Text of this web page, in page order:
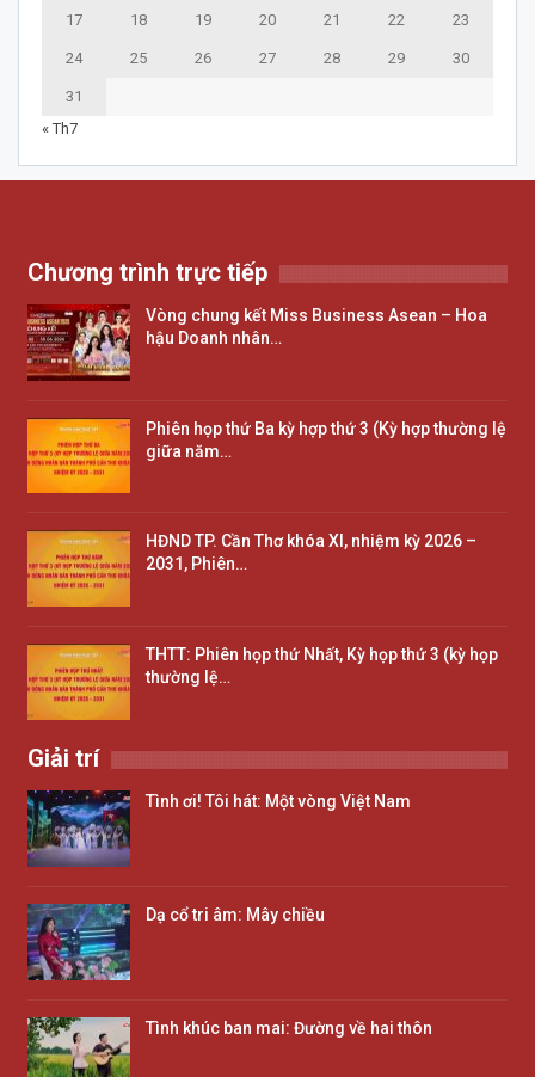
17 18 19 20 21 22 23
24 25 26 27 28 29 30
31
« Th7
Chương trình trực tiếp
Vòng chung kết Miss Business Asean – Hoa
hậu Doanh nhân…
Phiên họp thứ Ba kỳ hợp thứ 3 (Kỳ hợp thường lệ
giữa năm…
HĐND TP. Cần Thơ khóa XI, nhiệm kỳ 2026 –
2031, Phiên…
THTT: Phiên họp thứ Nhất, Kỳ họp thứ 3 (kỳ họp
thường lệ…
Giải trí
Tình ơi! Tôi hát: Một vòng Việt Nam
Dạ cổ tri âm: Mây chiều
Tình khúc ban mai: Đường về hai thôn